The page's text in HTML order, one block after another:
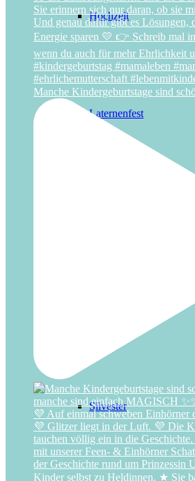
Hochzeit
Laternenfest
Silvester
Manche Kindergeburtstage sind